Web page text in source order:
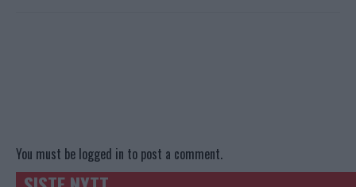
You must be logged in to post a comment.